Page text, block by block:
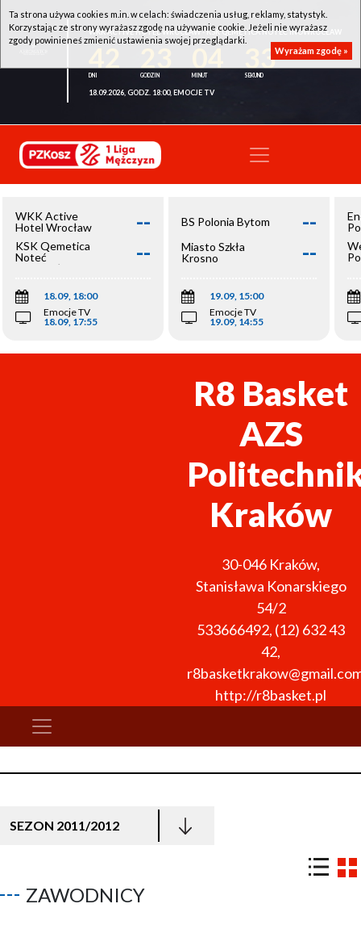
WKK ACTIVE HOTEL WROCŁAW - KSK QEMETICA NOTEĆ INOWROCŁAW
33
18.09.2026, GODZ. 18:00, EMOCJE TV
WKK Active
Hotel Wrocław
--
KSK Qemetica
Noteć
Inowrocław
--
18.09, 18:00
Emocje TV
18.09, 17:55
BS Polonia Bytom --
Miasto Szkła
Krosno
--
19.09, 15:00
Emocje TV
19.09, 14:55
R8 Basket
AZS
Kraków
30-046 Kraków,
Stanisława Konarskiego
54/2
533666492, (12) 632 43
42,
http://r8basket.pl
SEZON 2011/2012
ZAWODNICY
Ta strona używa cookies m.in. w celach: świadczenia usług, reklamy, statystyk.
Korzystając ze strony wyrażasz zgodę na używanie cookie. Jeżeli nie wyrażasz
zgody powinieneś zmienić ustawienia swojej przeglądarki.
Wyrażam zgodę »